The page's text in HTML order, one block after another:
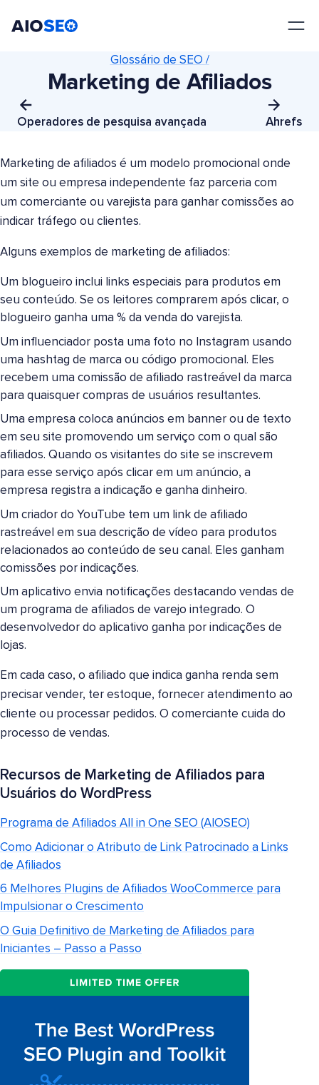
Operadores de pesquisa avançada
Glossário de SEO /
Marketing de Afiliados
Ahrefs
Marketing de afiliados é um modelo promocional onde
um site ou empresa independente faz parceria com
um comerciante ou varejista para ganhar comissões ao
indicar tráfego ou clientes.
Alguns exemplos de marketing de afiliados:
Um blogueiro inclui links especiais para produtos em
seu conteúdo. Se os leitores comprarem após clicar, o
blogueiro ganha uma % da venda do varejista.
Um influenciador posta uma foto no Instagram usando
uma hashtag de marca ou código promocional. Eles
recebem uma comissão de afiliado rastreável da marca
para quaisquer compras de usuários resultantes.
Uma empresa coloca anúncios em banner ou de texto
em seu site promovendo um serviço com o qual são
afiliados. Quando os visitantes do site se inscrevem
para esse serviço após clicar em um anúncio, a
empresa registra a indicação e ganha dinheiro.
Um criador do YouTube tem um link de afiliado
rastreável em sua descrição de vídeo para produtos
relacionados ao conteúdo de seu canal. Eles ganham
comissões por indicações.
Um aplicativo envia notificações destacando vendas de
um programa de afiliados de varejo integrado. O
desenvolvedor do aplicativo ganha por indicações de
lojas.
Em cada caso, o afiliado que indica ganha renda sem
precisar vender, ter estoque, fornecer atendimento ao
cliente ou processar pedidos. O comerciante cuida do
processo de vendas.
Recursos de Marketing de Afiliados para
Usuários do WordPress
Programa de Afiliados All in One SEO (AIOSEO)
Como Adicionar o Atributo de Link Patrocinado a Links
de Afiliados
6 Melhores Plugins de Afiliados WooCommerce para
Impulsionar o Crescimento
O Guia Definitivo de Marketing de Afiliados para
Iniciantes – Passo a Passo